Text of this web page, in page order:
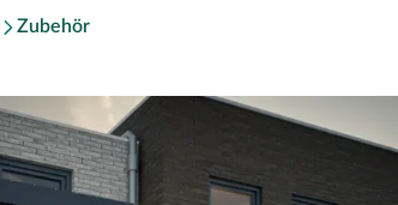
Zubehör